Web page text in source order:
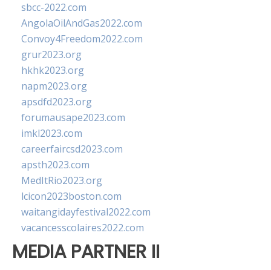
sbcc-2022.com
AngolaOilAndGas2022.com
Convoy4Freedom2022.com
grur2023.org
hkhk2023.org
napm2023.org
apsdfd2023.org
forumausape2023.com
imkl2023.com
careerfaircsd2023.com
apsth2023.com
MedItRio2023.org
lcicon2023boston.com
waitangidayfestival2022.com
vacancesscolaires2022.com
MEDIA PARTNER II